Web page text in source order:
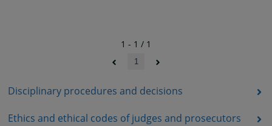
Disciplinary procedures and decisions
Ethics and ethical codes of judges and prosecutors
1 - 1 / 1
1